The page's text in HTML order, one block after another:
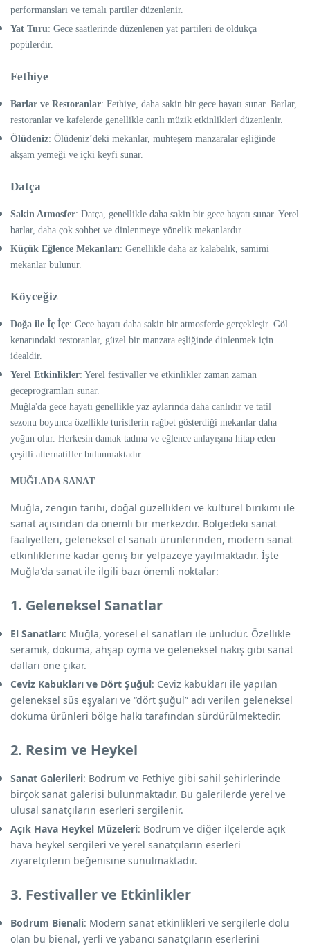
performansları ve temalı partiler düzenlenir.
Yat Turu: Gece saatlerinde düzenlenen yat partileri de oldukça
popülerdir.
Fethiye
Barlar ve Restoranlar: Fethiye, daha sakin bir gece hayatı sunar. Barlar,
restoranlar ve kafelerde genellikle canlı müzik etkinlikleri düzenlenir.
Ölüdeniz: Ölüdeniz’deki mekanlar, muhteşem manzaralar eşliğinde
akşam yemeği ve içki keyfi sunar.
Datça
Sakin Atmosfer: Datça, genellikle daha sakin bir gece hayatı sunar. Yerel
barlar, daha çok sohbet ve dinlenmeye yönelik mekanlardır.
Küçük Eğlence Mekanları: Genellikle daha az kalabalık, samimi
mekanlar bulunur.
Köyceğiz
Doğa ile İç İçe: Gece hayatı daha sakin bir atmosferde gerçekleşir. Göl
kenarındaki restoranlar, güzel bir manzara eşliğinde dinlenmek için
idealdir.
Yerel Etkinlikler: Yerel festivaller ve etkinlikler zaman zaman
geceprogramları sunar.
Muğla'da gece hayatı genellikle yaz aylarında daha canlıdır ve tatil
sezonu boyunca özellikle turistlerin rağbet gösterdiği mekanlar daha
yoğun olur. Herkesin damak tadına ve eğlence anlayışına hitap eden
çeşitli alternatifler bulunmaktadır.
MUĞLADA SANAT
Muğla, zengin tarihi, doğal güzellikleri ve kültürel birikimi ile
sanat açısından da önemli bir merkezdir. Bölgedeki sanat
faaliyetleri, geleneksel el sanatı ürünlerinden, modern sanat
etkinliklerine kadar geniş bir yelpazeye yayılmaktadır. İşte
Muğla'da sanat ile ilgili bazı önemli noktalar:
1. Geleneksel Sanatlar
El Sanatları: Muğla, yöresel el sanatları ile ünlüdür. Özellikle
seramik, dokuma, ahşap oyma ve geleneksel nakış gibi sanat
dalları öne çıkar.
Ceviz Kabukları ve Dört Şuğul: Ceviz kabukları ile yapılan
geleneksel süs eşyaları ve “dört şuğul” adı verilen geleneksel
dokuma ürünleri bölge halkı tarafından sürdürülmektedir.
2. Resim ve Heykel
Sanat Galerileri: Bodrum ve Fethiye gibi sahil şehirlerinde
birçok sanat galerisi bulunmaktadır. Bu galerilerde yerel ve
ulusal sanatçıların eserleri sergilenir.
Açık Hava Heykel Müzeleri: Bodrum ve diğer ilçelerde açık
hava heykel sergileri ve yerel sanatçıların eserleri
ziyaretçilerin beğenisine sunulmaktadır.
3. Festivaller ve Etkinlikler
Bodrum Bienali: Modern sanat etkinlikleri ve sergilerle dolu
olan bu bienal, yerli ve yabancı sanatçıların eserlerini